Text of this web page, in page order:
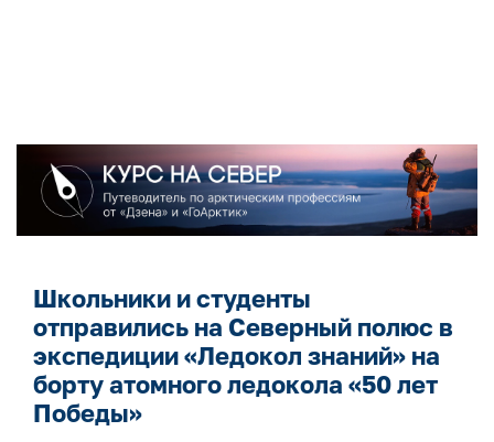
Школьники и студенты
отправились на Северный полюс в
экспедиции «Ледокол знаний» на
борту атомного ледокола «50 лет
Победы»